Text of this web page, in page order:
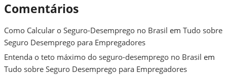
Comentários
Como Calcular o Seguro-Desemprego no Brasil em Tudo sobre
Seguro Desemprego para Empregadores
Entenda o teto máximo do seguro-desemprego no Brasil em
Tudo sobre Seguro Desemprego para Empregadores